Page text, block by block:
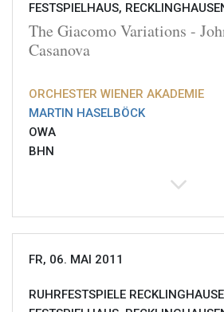
FESTSPIELHAUS,
The Giacomo Variations -
Casanova
ORCHESTER WIENER AKADEMIE
MARTIN HASELBÖCK
OWA
BHN
FR, 06. MAI 2011
RUHRFESTSPIELE